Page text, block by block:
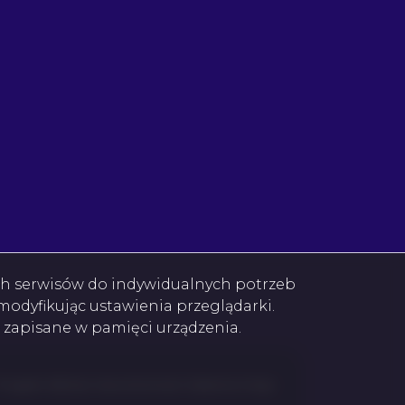
serwisów do indywidualnych potrzeb
ustawienia przeglądarki.
w pamięci urządzenia.